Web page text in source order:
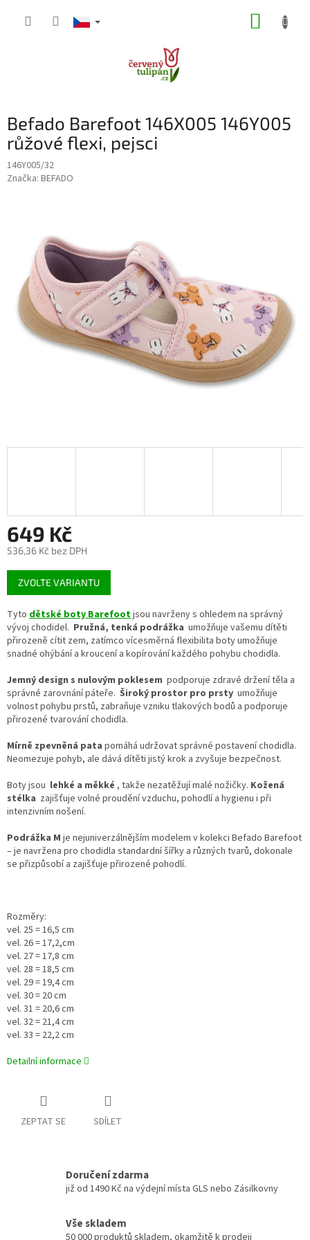
Befado Barefoot 146X005 146Y005
růžové flexi, pejsci
146Y005/32
Značka: BEFADO
649 Kč
536,36 Kč bez DPH
Měrná
cena:
ZVOLTE VARIANTU
Tyto dětské boty Barefootjsou navrženy s ohledem na správný
vývoj chodidel. Pružná, tenká podrážka umožňuje vašemu dítěti
přirozeně cítit zem, zatímco vícesměrná flexibilita boty umožňuje
snadné ohýbání a kroucení a kopírování každého pohybu chodidla.
Jemný design s nulovým poklesem podporuje zdravé držení těla a
správné zarovnání páteře. Široký prostor pro prsty umožňuje
volnost pohybu prstů, zabraňuje vzniku tlakových bodů a podporuje
přirozené tvarování chodidla.
Mírně zpevněná pata pomáhá udržovat správné postavení chodidla.
Neomezuje pohyb, ale dává dítěti jistý krok a zvyšuje bezpečnost.
Boty jsou lehké a měkké , takže nezatěžují malé nožičky. Kožená
stélka zajišťuje volné proudění vzduchu, pohodlí a hygienu i při
intenzivním nošení.
Podrážka M je nejuniverzálnějším modelem v kolekci Befado Barefoot
– je navržena pro chodidla standardní šířky a různých tvarů, dokonale
se přizpůsobía zajišťuje přirozené pohodlí.
Rozměry:
vel. 25 = 16,5 cm
vel. 26 = 17,2,cm
vel. 27 = 17,8 cm
vel. 28 = 18,5 cm
vel. 29 = 19,4 cm
vel. 30 = 20 cm
vel. 31 = 20,6 cm
vel. 32 = 21,4 cm
vel. 33 = 22,2 cm
Detailní informace
ZEPTAT SE SDÍLET
Doručení zdarma
již od 1490 Kč na výdejní místa GLS nebo Zásilkovny
Vše skladem
50 000 produktů skladem, okamžitě k prodeji